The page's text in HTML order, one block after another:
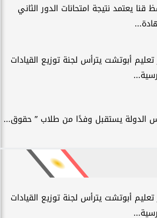
قنا يعتمد نتيجة امتحانات الدور الثاني
أبوتشت يترأس لجنة توزيع القيادات
الدولة يستقبل وفدًا من طلاب ” حقوق...
أبوتشت يترأس لجنة توزيع القيادات